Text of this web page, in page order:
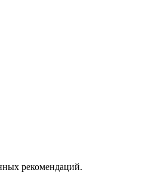
рекомендаций.